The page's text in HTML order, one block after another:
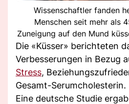
Wissenschaftler fanden
Menschen seit mehr als
Zuneigung auf den Mund
Die «Küsser» berichteten
Verbesserungen in Bezug
Stress,
Gesamt-Serumcholesterin.
Eine deutsche Studie